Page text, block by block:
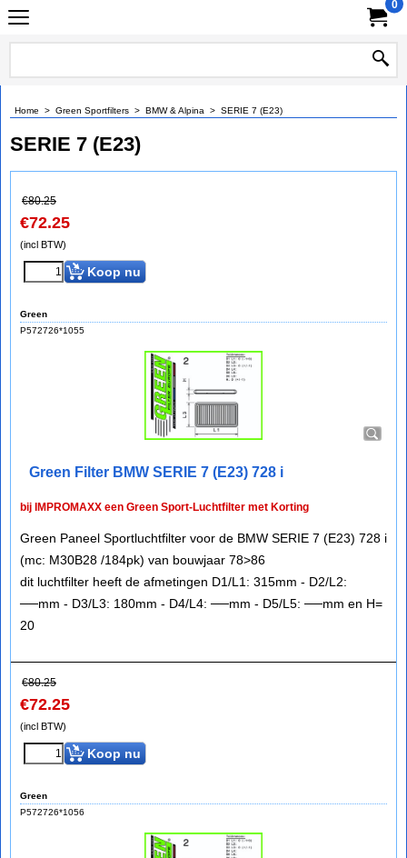
0
Home > Green Sportfilters > BMW & Alpina > SERIE 7 (E23)
SERIE 7 (E23)
€80.25
€72.25
(incl BTW)
Koop nu
Green
P572726*1055
Green Filter BMW SERIE 7 (E23) 728 i
bij IMPROMAXX een Green Sport-Luchtfilter met Korting
Green Paneel Sportluchtfilter voor de BMW SERIE 7 (E23) 728 i
(mc: M30B28 /184pk) van bouwjaar 78>86
dit luchtfilter heeft de afmetingen D1/L1: 315mm - D2/L2:
──mm - D3/L3: 180mm - D4/L4: ──mm - D5/L5: ──mm en H=
20
€80.25
€72.25
(incl BTW)
Koop nu
Green
P572726*1056